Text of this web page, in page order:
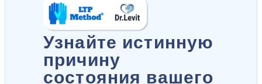
Узнайте истинную
причину
состояния вашего